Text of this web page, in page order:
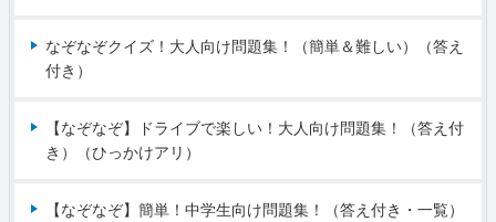
なぞなぞクイズ！大人向け問題集！（簡単＆難しい）（答え
付き）
【なぞなぞ】ドライブで楽しい！大人向け問題集！（答え付
き）（ひっかけアリ）
【なぞなぞ】簡単！中学生向け問題集！（答え付き・一覧）